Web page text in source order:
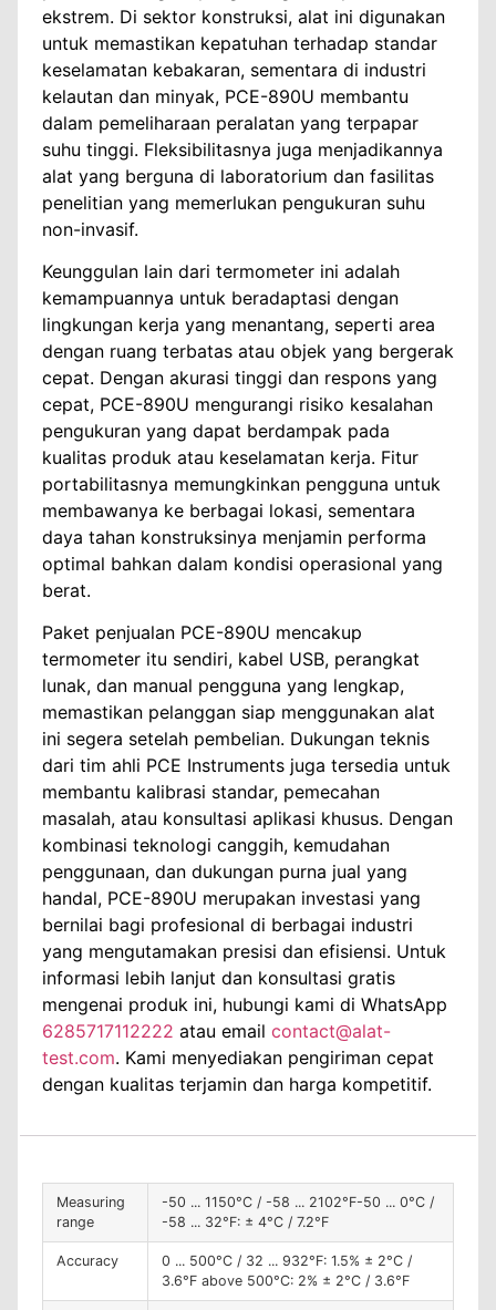
ekstrem. Di sektor konstruksi, alat ini digunakan
untuk memastikan kepatuhan terhadap standar
keselamatan kebakaran, sementara di industri
kelautan dan minyak, PCE-890U membantu
dalam pemeliharaan peralatan yang terpapar
suhu tinggi. Fleksibilitasnya juga menjadikannya
alat yang berguna di laboratorium dan fasilitas
penelitian yang memerlukan pengukuran suhu
non-invasif.
Keunggulan lain dari termometer ini adalah
kemampuannya untuk beradaptasi dengan
lingkungan kerja yang menantang, seperti area
dengan ruang terbatas atau objek yang bergerak
cepat. Dengan akurasi tinggi dan respons yang
cepat, PCE-890U mengurangi risiko kesalahan
pengukuran yang dapat berdampak pada
kualitas produk atau keselamatan kerja. Fitur
portabilitasnya memungkinkan pengguna untuk
membawanya ke berbagai lokasi, sementara
daya tahan konstruksinya menjamin performa
optimal bahkan dalam kondisi operasional yang
berat.
Paket penjualan PCE-890U mencakup
termometer itu sendiri, kabel USB, perangkat
lunak, dan manual pengguna yang lengkap,
memastikan pelanggan siap menggunakan alat
ini segera setelah pembelian. Dukungan teknis
dari tim ahli PCE Instruments juga tersedia untuk
membantu kalibrasi standar, pemecahan
masalah, atau konsultasi aplikasi khusus. Dengan
kombinasi teknologi canggih, kemudahan
penggunaan, dan dukungan purna jual yang
handal, PCE-890U merupakan investasi yang
bernilai bagi profesional di berbagai industri
yang mengutamakan presisi dan efisiensi. Untuk
informasi lebih lanjut dan konsultasi gratis
mengenai produk ini, hubungi kami di WhatsApp
6285717112222 atau email contact@alat-
test.com. Kami menyediakan pengiriman cepat
dengan kualitas terjamin dan harga kompetitif.
Measuring
range
-50 ... 1150°C / -58 ... 2102°F-50 ... 0°C /
-58 ... 32°F: ± 4°C / 7.2°F
Accuracy
0 ... 500°C / 32 ... 932°F: 1.5% ± 2°C /
3.6°F above 500°C: 2% ± 2°C / 3.6°F